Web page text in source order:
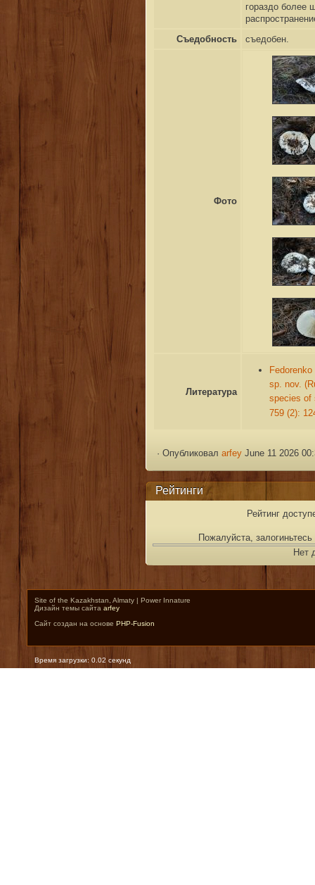
гораздо более
Съедобность
съедобен.
Фото
Литература
sp. nov.
species
759 (2):
· Опубликовалarfey June 11 2026
Рейтинги
Рейтинг
Пожалуйста,
Нет
Site of the Kazakhstan, Almaty | Power Innature
Дизайн темы сайта arfey
Сайт создан на основе PHP-Fusion
Время загрузки: 0.02 секунд